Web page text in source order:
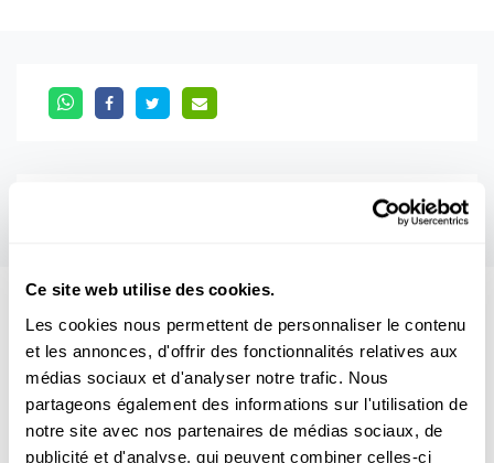
Ce site web utilise des cookies.
Les cookies nous permettent de personnaliser le contenu
et les annonces, d'offrir des fonctionnalités relatives aux
médias sociaux et d'analyser notre trafic. Nous
partageons également des informations sur l'utilisation de
notre site avec nos partenaires de médias sociaux, de
publicité et d'analyse, qui peuvent combiner celles-ci
Aussi intéréssant
MOND